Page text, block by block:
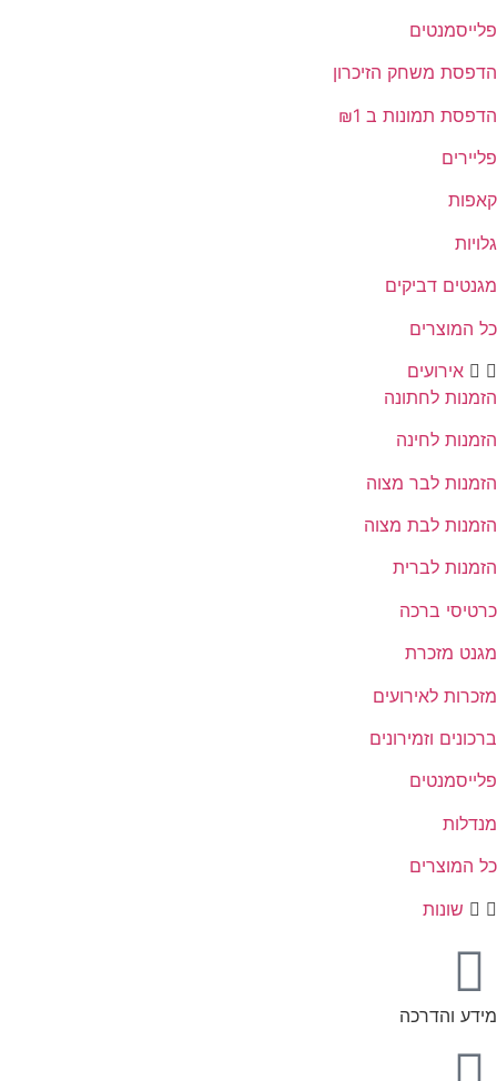
פלייסמנטים
הדפסת משחק הזיכרון
הדפסת תמונות ב ₪1
פליירים
קאפות
גלויות
מגנטים דביקים
כל המוצרים
אירועים
הזמנות לחתונה
הזמנות לחינה
הזמנות לבר מצוה
הזמנות לבת מצוה
הזמנות לברית
כרטיסי ברכה
מגנט מזכרת
מזכרות לאירועים
ברכונים וזמירונים
פלייסמנטים
מנדלות
כל המוצרים
שונות
מידע והדרכה